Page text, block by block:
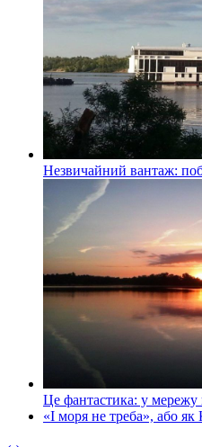
Незвичайний вантаж:
Це фантастика: у мережу
«І моря не треба», або